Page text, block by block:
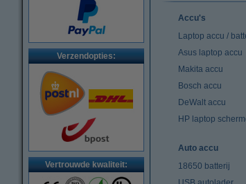
Verzendopties:
Vertrouwde kwaliteit:
Accu's
Laptop accu /
Asus laptop accu
Makita accu
Bosch accu
DeWalt accu
HP laptop
Auto accu
18650 batterij